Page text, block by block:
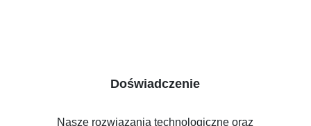
Doświadczenie
Nasze rozwiązania technologiczne oraz